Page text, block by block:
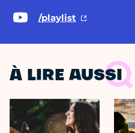
/playlist
À LIRE AUSSI